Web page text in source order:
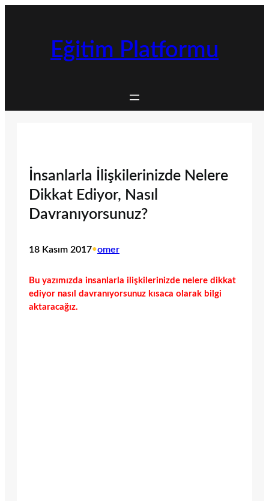
Eğitim Platformu
İnsanlarla İlişkilerinizde Nelere
Dikkat Ediyor, Nasıl
Davranıyorsunuz?
18 Kasım 2017•omer
Bu yazımızda insanlarla ilişkilerinizde nelere dikkat
ediyor nasıl davranıyorsunuz kısaca olarak bilgi
aktaracağız.